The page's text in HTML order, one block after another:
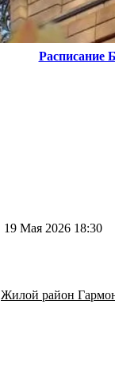
Расписание
19 Мая 2026 18:30
Жилой район